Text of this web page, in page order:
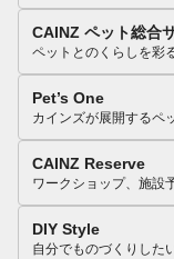
CAINZ ペット総合
ペットとのくらしを彩
Pet’s One
カインズが展開するペ
CAINZ Reserve
ワークショップ、施設
DIY Style
自分でものづくりした